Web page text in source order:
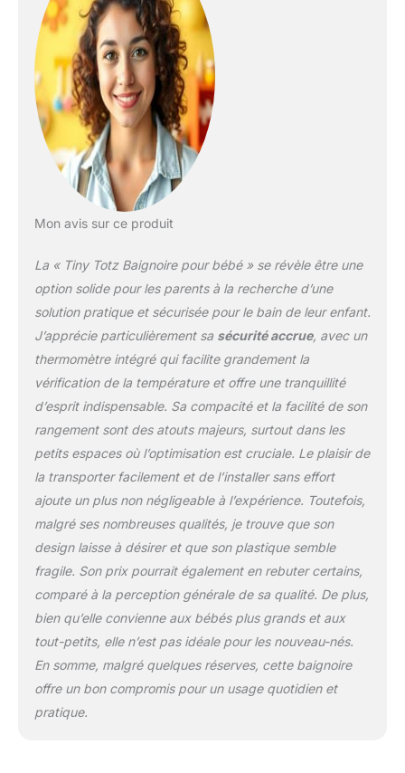
Mon avis sur ce produit
La « Tiny Totz Baignoire pour bébé » se révèle être une
option solide pour les parents à la recherche d’une
solution pratique et sécurisée pour le bain de leur enfant.
J’apprécie particulièrement sa sécurité accrue, avec un
thermomètre intégré qui facilite grandement la
vérification de la température et offre une tranquillité
d’esprit indispensable. Sa compacité et la facilité de son
rangement sont des atouts majeurs, surtout dans les
petits espaces où l’optimisation est cruciale. Le plaisir de
la transporter facilement et de l’installer sans effort
ajoute un plus non négligeable à l’expérience. Toutefois,
malgré ses nombreuses qualités, je trouve que son
design laisse à désirer et que son plastique semble
fragile. Son prix pourrait également en rebuter certains,
comparé à la perception générale de sa qualité. De plus,
bien qu’elle convienne aux bébés plus grands et aux
tout-petits, elle n’est pas idéale pour les nouveau-nés.
En somme, malgré quelques réserves, cette baignoire
offre un bon compromis pour un usage quotidien et
pratique.